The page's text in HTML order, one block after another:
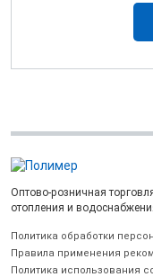
Оптово-розничная
отопления и
Политика обработки
Правила применения
Политика использования